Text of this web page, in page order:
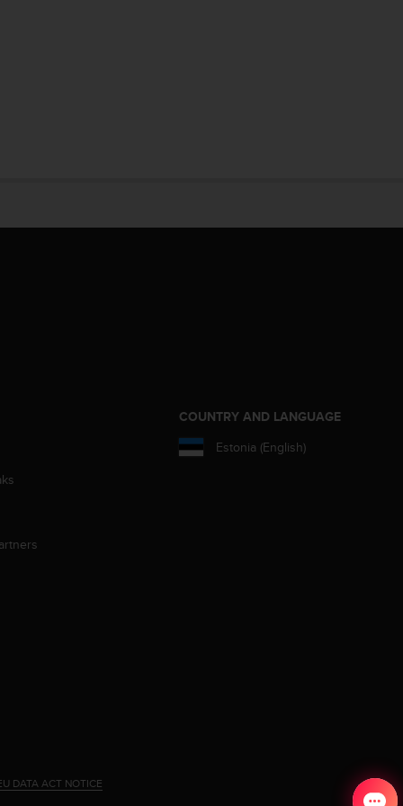
COUNTRY AND LANGUAGE
Estonia (English)
DATA ACT NOTICE